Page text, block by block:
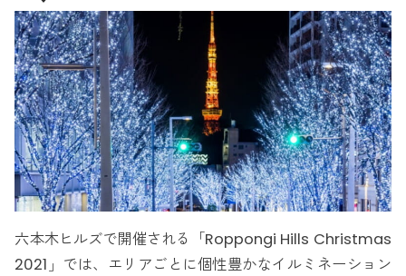
六本木ヒルズで開催される「Roppongi Hills Christmas
2021」では、エリアごとに個性豊かなイルミネーション